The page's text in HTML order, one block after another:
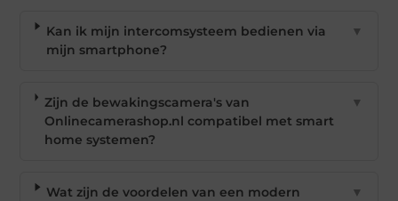
Kan ik mijn intercomsysteem bedienen via
mijn smartphone?
▼
Zijn de bewakingscamera's van
Onlinecamerashop.nl compatibel met smart
home systemen?
▼
Wat zijn de voordelen van een modern
▼